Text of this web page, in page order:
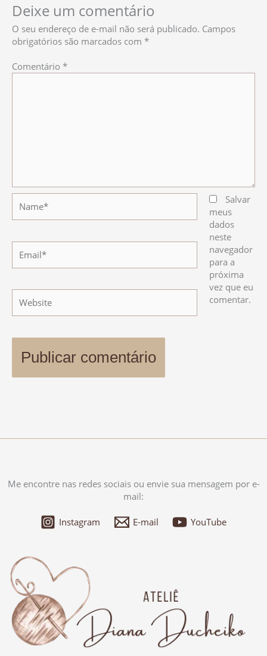
Deixe um comentário
O seu endereço de e-mail não será publicado. Campos
obrigatórios são marcados com *
Comentário *
Salvar
meus
dados
neste
navegador
para a
próxima
vez que eu
comentar.
Me encontre nas redes sociais ou envie sua mensagem por e-
mail:
Instagram E-mail YouTube